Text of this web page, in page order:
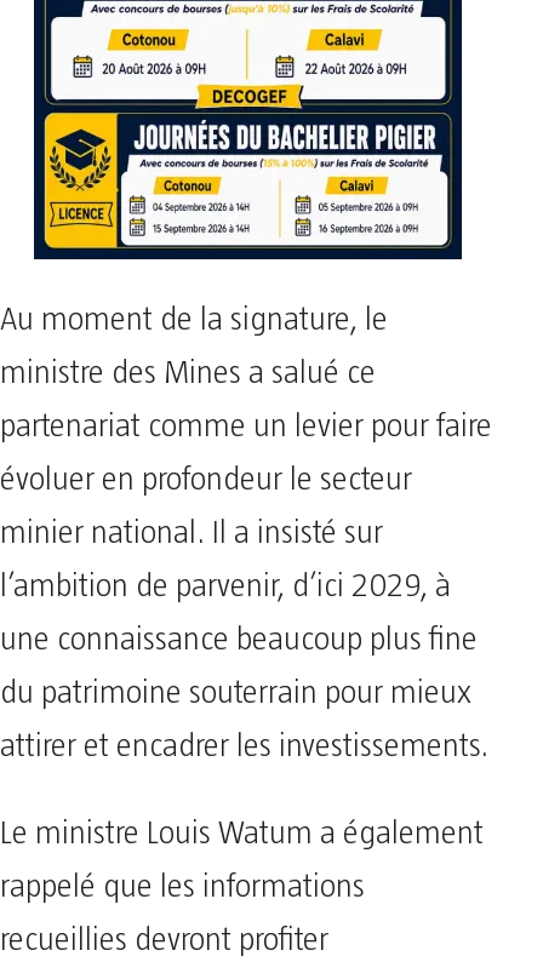
Au moment de la signature, le
ministre des Mines a salué ce
partenariat comme un levier pour faire
évoluer en profondeur le secteur
minier national. Il a insisté sur
l’ambition de parvenir, d’ici 2029, à
une connaissance beaucoup plus fine
du patrimoine souterrain pour mieux
attirer et encadrer les investissements.
Le ministre Louis Watum a également
rappelé que les informations
recueillies devront profiter